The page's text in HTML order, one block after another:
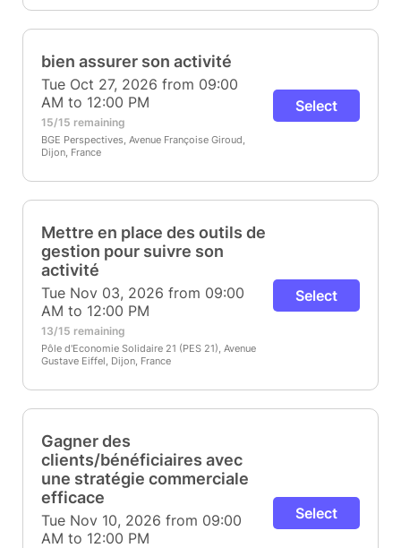
bien assurer son activité
Tue Oct 27, 2026 from 09:00
AM to 12:00 PM
15/15 remaining
BGE Perspectives, Avenue Françoise Giroud,
Dijon, France
Select
Mettre en place des outils de
gestion pour suivre son
activité
Tue Nov 03, 2026 from 09:00
AM to 12:00 PM
13/15 remaining
Pôle d'Economie Solidaire 21 (PES 21), Avenue
Gustave Eiffel, Dijon, France
Select
Gagner des
clients/bénéficiaires avec
une stratégie commerciale
efficace
Tue Nov 10, 2026 from 09:00
AM to 12:00 PM
Select